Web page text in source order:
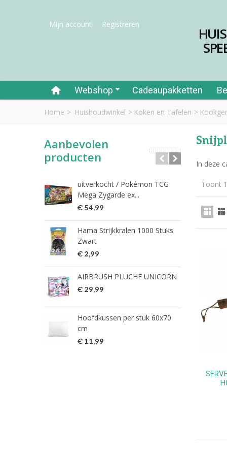
Mijn account Registreren
Webshop Cadeaupakketten
Home > Huishoudwinkel > Koken en Tafelen >
Aanbevolen
producten
uitverkocht / Pokémon TCG
Mega Zygarde ex...
€ 54,99
Hama Strijkkralen 1000 Stuks
Zwart
€ 2,99
AIRBRUSH PLUCHE UNICORN
€ 29,99
Hoofdkussen per stuk 60x70
cm
€ 11,99
€
€
In deze
Toont